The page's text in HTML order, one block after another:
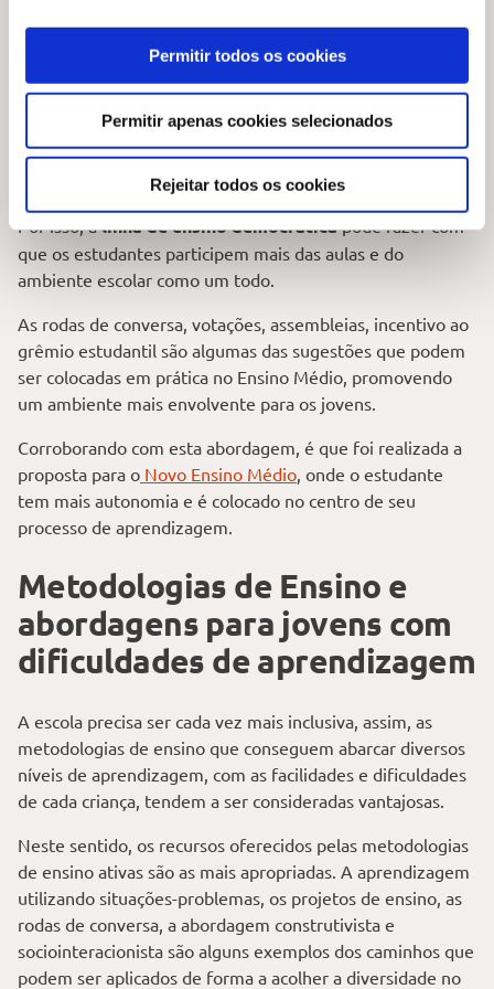
Permitir todos os cookies
Permitir apenas cookies selecionados
Rejeitar todos os cookies
desafios para os estudantes, onde eles mais lidam com
conceitos densos e abstratos. Para que eles não se
afastem do ambiente escolar nesta etapa, é preciso que
estejam engajados no ambiente escolar.
Por isso, alinha de ensino democráticapode fazer com
que os estudantes participem mais das aulas e do
ambiente escolar como um todo.
As rodas de conversa, votações, assembleias, incentivo ao
grêmio estudantil são algumas das sugestões que podem
ser colocadas em prática no Ensino Médio, promovendo
um ambiente mais envolvente para os jovens.
Corroborando com esta abordagem, é que foi realizada a
proposta para o Novo Ensino Médio , onde o estudante
tem mais autonomia e é colocado no centro de seu
processo de aprendizagem.
Metodologias de Ensino e
abordagens para jovens com
dificuldades de aprendizagem
A escola precisa ser cada vez mais inclusiva, assim, as
metodologias de ensino que conseguem abarcar diversos
níveis de aprendizagem, com as facilidades e dificuldades
de cada criança, tendem a ser consideradas vantajosas.
Neste sentido, os recursos oferecidos pelas metodologias
de ensino ativas são as mais apropriadas. A aprendizagem
utilizando situações-problemas, os projetos de ensino, as
rodas de conversa, a abordagem construtivista e
sociointeracionista são alguns exemplos dos caminhos que
podem ser aplicados de forma a acolher a diversidade no